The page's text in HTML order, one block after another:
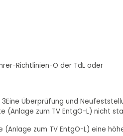
Richtlinien-O der TdL oder
Überprüfung und
(Anlage zum TV EntgO-L) nicht
(Anlage zum TV EntgO-L) eine